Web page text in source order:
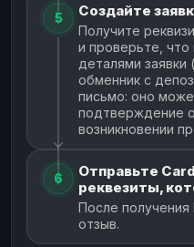
5 Создайте
Получите
и проверьте, что
деталями
обменник с
письмо: оно
подтверждение
возникновении
6
Отправьте
реквезиты,
После
отзыв.